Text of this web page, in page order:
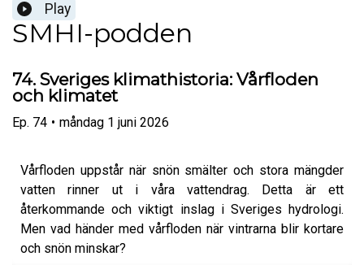
Play
SMHI-podden
74. Sveriges klimathistoria: Vårfloden
och klimatet
Ep. 74 • måndag 1 juni 2026
Vårfloden uppstår när snön smälter och stora mängder
vatten rinner ut i våra vattendrag. Detta är ett
återkommande och viktigt inslag i Sveriges hydrologi.
Men vad händer med vårfloden när vintrarna blir kortare
och snön minskar?